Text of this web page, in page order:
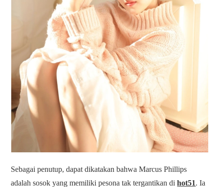
Sebagai penutup, dapat dikatakan bahwa Marcus Phillips
adalah sosok yang memiliki pesona tak tergantikan dihot51. Ia